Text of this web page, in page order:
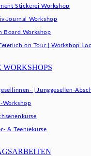
Stickerei Workshop
Journal Workshop
Board Workshop
on Tour | Workshop
WORKSHOPS
| Junggesellen-
Workshop
& Teeniekurse